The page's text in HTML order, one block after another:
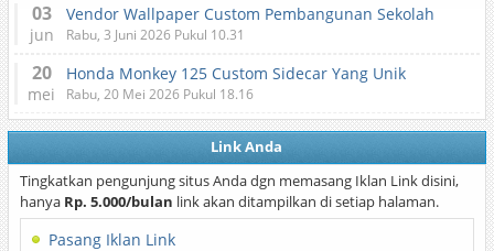
03
jun
Vendor Wallpaper Custom Pembangunan Sekolah
Rabu, 3 Juni 2026 Pukul 10.31
20
mei
Honda Monkey 125 Custom Sidecar Yang Unik
Rabu, 20 Mei 2026 Pukul 18.16
Link Anda
Tingkatkan pengunjung situs Anda dgn memasang Iklan Link disini,
hanya Rp. 5.000/bulan link akan ditampilkan di setiap halaman.
Pasang Iklan Link